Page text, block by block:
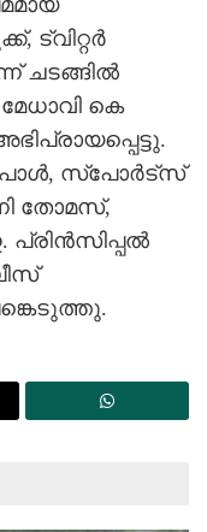
ട്വിറ്റര്‍
ചടങ്ങില്‍
കെ
പോള്‍, സ്‌പോര്‍ട്‌സ്
തോമസ്,
പ്രിന്‍സിപ്പല്‍